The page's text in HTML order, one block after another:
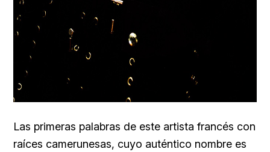
Las primeras palabras de este artista francés con
raíces camerunesas, cuyo auténtico nombre es